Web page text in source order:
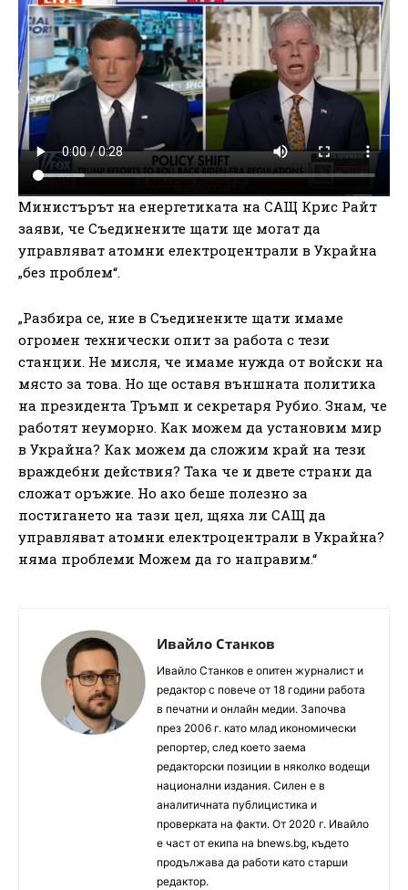
Министърът на енергетиката на САЩ Крис Райт
заяви, че Съединените щати ще могат да
управляват атомни електроцентрали в Украйна
„без проблем“.
„Разбира се, ние в Съединените щати имаме
огромен технически опит за работа с тези
станции. Не мисля, че имаме нужда от войски на
място за това. Но ще оставя външната политика
на президента Тръмп и секретаря Рубио. Знам, че
работят неуморно. Как можем да установим мир
в Украйна? Как можем да сложим край на тези
враждебни действия? Така че и двете страни да
сложат оръжие. Но ако беше полезно за
постигането на тази цел, щяха ли САЩ да
управляват атомни електроцентрали в Украйна?
няма проблеми Можем да го направим.“
Ивайло Станков
Ивайло Станков е опитен журналист и
редактор с повече от 18 години работа
в печатни и онлайн медии. Започва
през 2006 г. като млад икономически
репортер, след което заема
редакторски позиции в няколко водещи
национални издания. Силен е в
аналитичната публицистика и
проверката на факти. От 2020 г. Ивайло
е част от екипа на bnews.bg, където
продължава да работи като старши
редактор.